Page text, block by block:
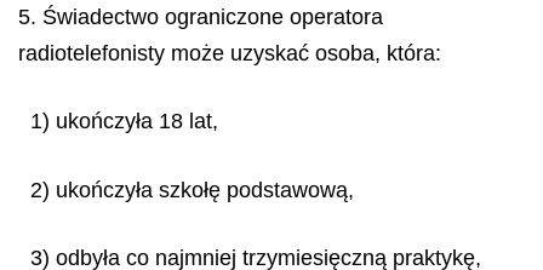
5. Świadectwo ograniczone operatora
radiotelefonisty może uzyskać osoba, która:
1) ukończyła 18 lat,
2) ukończyła szkołę podstawową,
3) odbyła co najmniej trzymiesięczną praktykę,